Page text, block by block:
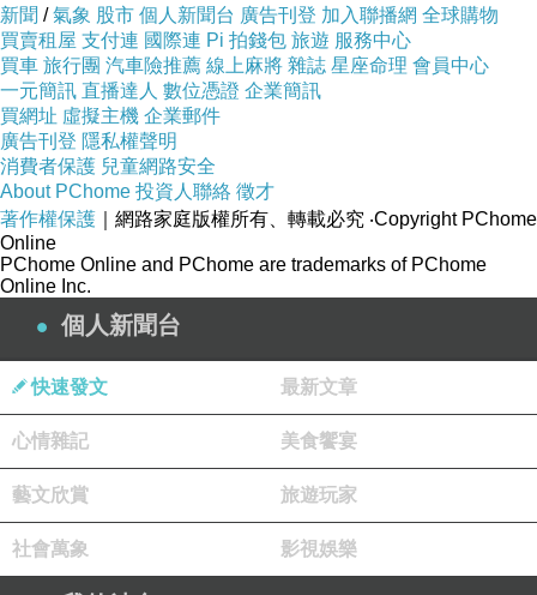
新聞 /氣象 股市 個人新聞台 廣告刊登 加入聯播網 全球購物
買賣租屋 支付連 國際連 Pi 拍錢包 旅遊 服務中心
買車 旅行團 汽車險推薦 線上麻將 雜誌 星座命理 會員中心
一元簡訊 直播達人 數位憑證 企業簡訊
買網址 虛擬主機 企業郵件
廣告刊登 隱私權聲明
消費者保護 兒童網路安全
About PChome 投資人聯絡 徵才
著作權保護 ｜網路家庭版權所有、轉載必究 ‧Copyright PChome
Online
PChome Online and PChome are trademarks of PChome
Online Inc.
個人新聞台
快速發文 最新文章
心情雜記 美食饗宴
藝文欣賞 旅遊玩家
社會萬象 影視娛樂